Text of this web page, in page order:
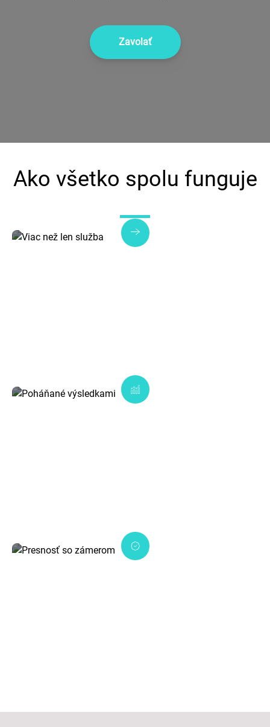
Zavolať
Ako všetko spolu funguje